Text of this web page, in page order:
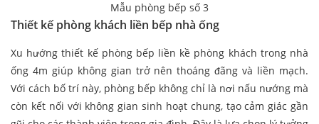
Mẫu phòng bếp số 3
​Thiết kế phòng khách liền bếp nhà ống
Xu hướng thiết kế phòng bếp liền kề phòng khách trong nhà
ống 4m giúp không gian trở nên thoáng đãng và liền mạch.
Với cách bố trí này, phòng bếp không chỉ là nơi nấu nướng mà
còn kết nối với không gian sinh hoạt chung, tạo cảm giác gần